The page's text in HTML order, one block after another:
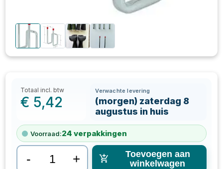
Totaal incl. btw
€ 5,42
Verwachte levering
(morgen) zaterdag 8
augustus in huis
Voorraad:24 verpakkingen
- +
Toevoegen aan
winkelwagen